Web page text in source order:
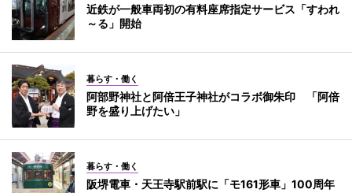
近鉄が一般車両初の有料座席指定サービス「すわれ
～る」開始
暮らす・働く
阿部野神社と阿倍王子神社がコラボ御朱印 「阿倍
野を盛り上げたい」
暮らす・働く
阪堺電車・天王寺駅前駅に「モ161形車」100周年